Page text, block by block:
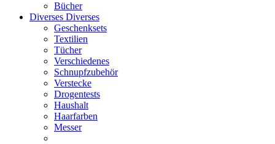
Bücher
Diverses Diverses
Geschenksets
Textilien
Tücher
Verschiedenes
Schnupfzubehör
Verstecke
Drogentests
Haushalt
Haarfarben
Messer